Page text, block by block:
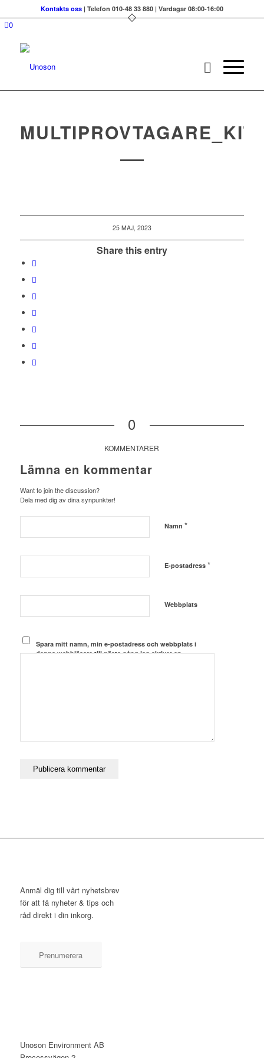
Kontakta oss| Telefon 010-48 33 880 | Vardagar 08:00-16:00
0
MULTIPROVTAGARE_KIT
25 MAJ, 2023
Share this entry
0
KOMMENTARER
Lämna en kommentar
Want to join the discussion?
Dela med dig av dina synpunkter!
Namn *
E-postadress *
Webbplats
Spara mitt namn, min e-postadress och webbplats i
denna webbläsare till nästa gång jag skriver en
Anmäl dig till vårt nyhetsbrev
för att få nyheter & tips och
råd direkt i din inkorg.
Prenumerera
Unoson Environment AB